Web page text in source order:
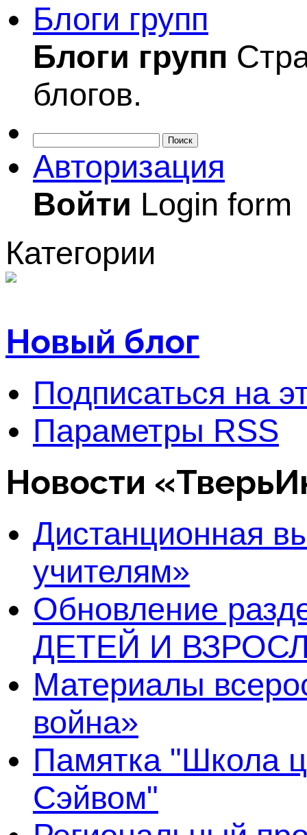
Блоги групп
Блоги групп
блогов.
Поиск
Авторизация
Войти Login form
Категории
Новый блог
Подписаться на
Параметры RSS
Новости
Дистанционная
учителям»
Обновление
ДЕТЕЙ И
Материалы
война»
Памятка "Школа
Сэйвом"